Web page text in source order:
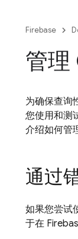
Firebase
管理
为确保查询
您使用和测
介绍如何管
通过
如果您尝试
于在